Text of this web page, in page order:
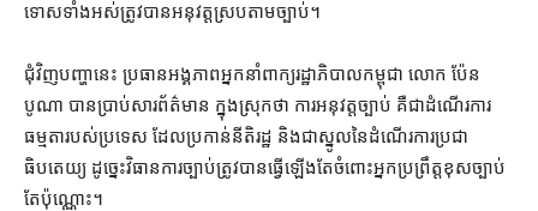
ទោស​ទាំងអស់​ត្រូវ​បាន​អនុវត្ត​ស្របតាម​ច្បាប់។
ជុំវិញ​បញ្ហា​នេះ ប្រធាន​អង្គភាព​អ្នកនាំពាក្យ​រដ្ឋាភិបាល​កម្ពុជា លោក ប៉ែន
បូណា បាន​ប្រាប់​សារព័ត៌មាន ក្នុងស្រុក​ថា ការអនុវត្ត​ច្បាប់ គឺជា​ដំណើរការ​
ធម្មតា​របស់​ប្រទេស ដែល​ប្រកាន់​នីតិរដ្ឋ និង​ជា​ស្នូល​នៃ​ដំណើរការ​ប្រជា
ធិបតេយ្យ ដូច្នេះ​វិធានការ​ច្បាប់​ត្រូវ​បាន​ធ្វើឡើង​តែ​ចំពោះ​អ្នក​ប្រព្រឹត្ត​ខុសច្បាប់​
តែប៉ុណ្ណោះ។